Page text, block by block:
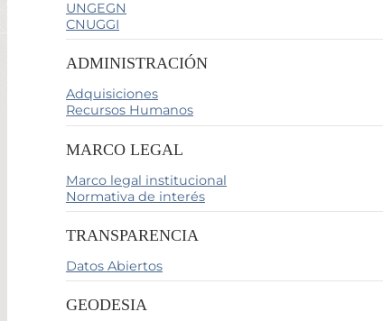
UNGEGN
CNUGGI
ADMINISTRACIÓN
Adquisiciones
Recursos Humanos
MARCO LEGAL
Marco legal institucional
Normativa de interés
TRANSPARENCIA
Datos Abiertos
GEODESIA